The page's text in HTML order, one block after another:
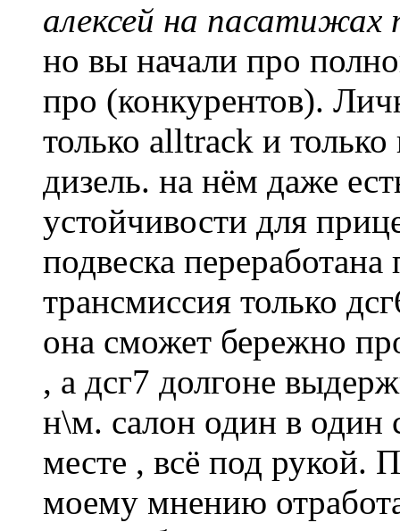
алексей на пасатижах
но вы начали про
про (конкурентов).
только alltrack и
дизель. на нём даже
устойчивости для
подвеска
трансмиссия только
она сможет бережно
, а дсг7 долгоне
н\м. салон один в один
месте , всё под рукой.
моему мнению